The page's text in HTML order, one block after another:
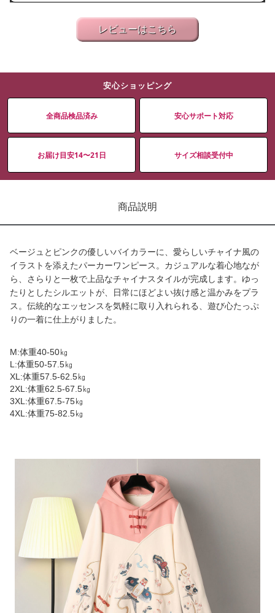
レビューはこちら
安心ショッピング
全商品検品済み 安心サポート対応
お届け目安14〜21日 サイズ相談受付中
商品説明
ベージュとピンクの優しいバイカラーに、愛らしいチャイナ風の
イラストを添えたパーカーワンピース。カジュアルな着心地なが
ら、さらりと一枚で上品なチャイナスタイルが完成します。ゆっ
たりとしたシルエットが、日常にほどよい抜け感と温かみをプラ
ス。伝統的なエッセンスを気軽に取り入れられる、遊び心たっぷ
りの一着に仕上がりました。
M:体重40-50㎏
L:体重50-57.5㎏
XL:体重57.5-62.5㎏
2XL:体重62.5-67.5㎏
3XL:体重67.5-75㎏
4XL:体重75-82.5㎏